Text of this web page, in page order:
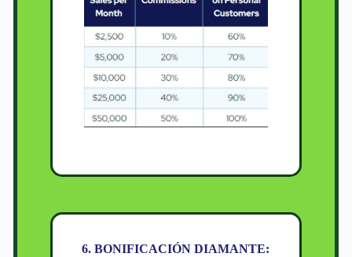
6. BONIFICACIÓN DIAMANTE: